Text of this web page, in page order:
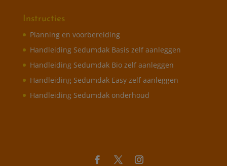
Instructies
Planning en voorbereiding
Handleiding Sedumdak Basis zelf aanleggen
Handleiding Sedumdak Bio zelf aanleggen
Handleiding Sedumdak Easy zelf aanleggen
Handleiding Sedumdak onderhoud